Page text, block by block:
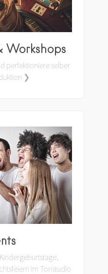
Workshops
perfektioniere selber
❯
im Tonstudio